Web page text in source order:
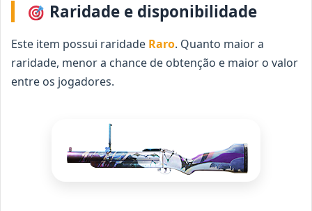
Raridade e disponibilidade
Este item possui raridade Raro. Quanto maior a
raridade, menor a chance de obtenção e maior o valor
entre os jogadores.